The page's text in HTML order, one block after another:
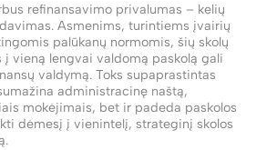
refinansavimo privalumas – kelių
Asmenims, turintiems įvairių
palūkanų normomis, šių skolų
į vieną lengvai valdomą paskolą gali
valdymą. Toks supaprastintas
administracinę naštą,
mokėjimais, bet ir padeda paskolos
dėmesį į vienintelį, strateginį skolos